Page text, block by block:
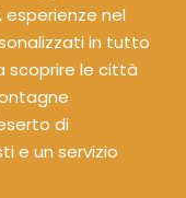
nel
in tutto
scoprire le città
di
e un servizio